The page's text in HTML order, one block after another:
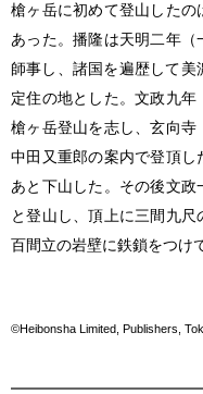
槍ヶ岳に初めて登山した
あった。播隆は天明二年
師事し、諸国を遍歴して美
定住の地とした。文政九年
槍ヶ岳登山を志し、玄向寺
中田又重郎の案内で登頂
あと下山した。その後文政
と登山し、頂上に三間九尺
百間立の岩壁に鉄鎖をつけ
©Heibonsha Limited, Publishers,